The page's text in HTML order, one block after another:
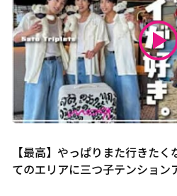
【最高】やっぱりまた行きた
てのエリアに三つ子テンション